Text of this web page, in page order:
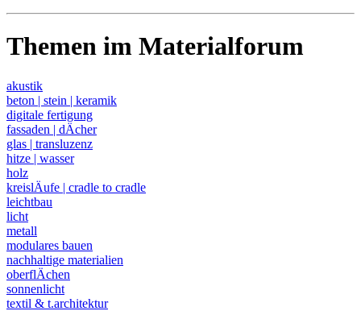
Themen im Materialforum
akustik
beton | stein | keramik
digitale fertigung
fassaden | dÄcher
glas | transluzenz
hitze | wasser
holz
kreislÄufe | cradle to cradle
leichtbau
licht
metall
modulares bauen
nachhaltige materialien
oberflÄchen
sonnenlicht
textil & t.architektur